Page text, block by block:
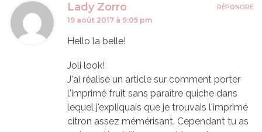
Lady Zorro
19 août 2017 à 9:05 pm
Hello la belle!
Joli look!
J'ai réalisé un article sur comment porter
l'imprimé fruit sans paraître quiche dans
lequel j'expliquais que je trouvais l'imprimé
citron assez mémérisant. Cependant tu as
RÉPONDRE